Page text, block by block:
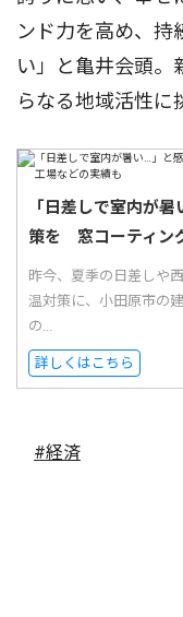
ンド力を高め、持
い」と亀井会頭。
らなる地域活性に
「日差しで室内が
策を 窓コーティン
昨今、夏季の日差しや
温対策に、小田原市の
の...
詳しくはこちら
#経済